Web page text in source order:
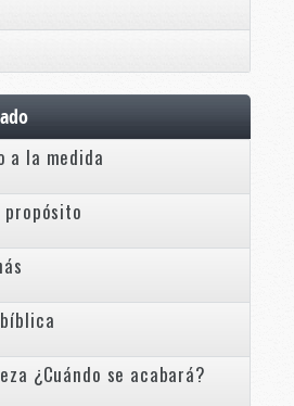
a la medida
propósito
¿Cuándo se acabará?